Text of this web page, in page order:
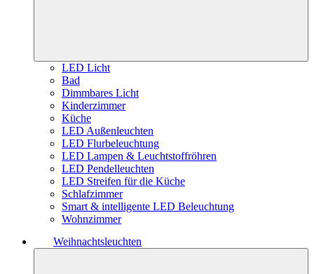
LED Licht
Bad
Dimmbares Licht
Kinderzimmer
Küche
LED Außenleuchten
LED Flurbeleuchtung
LED Lampen & Leuchtstoffröhren
LED Pendelleuchten
LED Streifen für die Küche
Schlafzimmer
Smart & intelligente LED Beleuchtung
Wohnzimmer
Weihnachtsleuchten